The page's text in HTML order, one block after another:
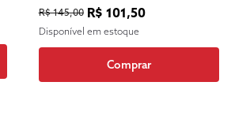
R$ 145,00 R$ 101,50
Disponível em estoque
Comprar